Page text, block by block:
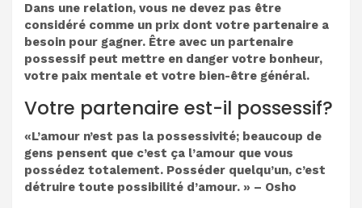
Dans une relation, vous ne devez pas être
considéré comme un prix dont votre partenaire a
besoin pour gagner. Être avec un partenaire
possessif peut mettre en danger votre bonheur,
votre paix mentale et votre bien-être général.
Votre partenaire est-il possessif?
«L’amour n’est pas la possessivité; beaucoup de
gens pensent que c’est ça l’amour que vous
possédez totalement. Posséder quelqu’un, c’est
détruire toute possibilité d’amour. » – Osho